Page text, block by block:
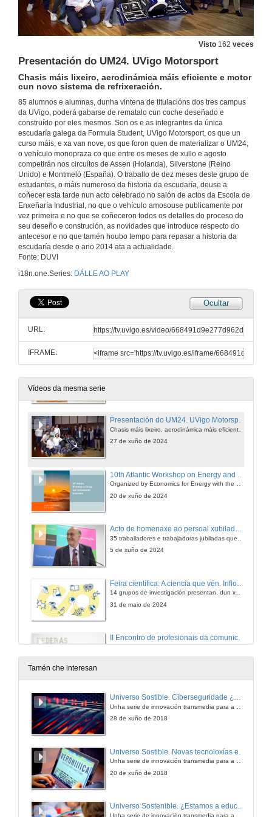
Visto 162 veces
Presentación do UM24. UVigo Motorsport
Chasis máis lixeiro, aerodinámica máis eficiente e motor
cun novo sistema de refrixeración.
85 alumnos e alumnas, dunha vintena de titulacións dos tres campus
da UVigo, poderá gabarse de rematalo cun coche deseñado e
construído por eles mesmos. Son os e as integrantes da única
escudaría galega da Formula Student, UVigo Motorsport, os que un
curso máis, e xa van nove, os que foron quen de materializar o UM24,
o vehículo monopraza co que entre os meses de xullo e agosto
competirán nos circuítos de Assen (Holanda), Silverstone (Reino
Unido) e Montmeló (España). O traballo de dez meses deste grupo de
estudantes, o máis numeroso da historia da escudaría, deuse a
coñecer esta tarde nun acto celebrado no salón de actos da Escola de
Enxeñaría Industrial, no que o vehículo amosouse publicamente por
vez primeira e no que se coñeceron todos os detalles do proceso do
seu deseño e construción, as novidades que introduce respecto do
antecesor e no que tamén houbo tempo para repasar a historia da
escudaría desde o ano 2014 ata a actualidade.
Fonte: DUVI
i18n.one.Series: DÁLLE AO PLAY
Ocultar
URL:
IFRAME:
Vídeos da mesma serie
28 de xan. de 2025
22 de nov. de 2024
Celebrando o noso distintivo de galeguización. Coa participación do actor Xosé A. Touriñán e o grupo musical Factoría de Subsistencia
18 de out. de 2024
Acto de investidura de María Emilia Casas como doutora honoris causa pola Universidade de Vigo
18 de out. de 2024
G-Night. Noite europea das persoas investigadoras
Coa creatividade e a súa relación co coñecemento científico como eixo do evento, baixo o lema “Conciencias creativas”
27 de set. de 2024
5 de set. de 2024
Xornadas de benvida 2024/2025
Queremos que recibas toda a información necesaria para desenvolverte na vida universitaria.
6 de set. de 2024
Premios Alumni 2024
Presentación do UM24. UVigo Motorsport
27 de xuño de 2024
Organized by Economics for Energy with the collaboration of CEPE (ETH Zurich) and CURE (Ruhr-Universität Bochum) and the support of ECOBAS, REDE (Universidade de Vigo) and EAERE.
20 de xuño de 2024
Acto de homenaxe ao persoal xubilado no ano 2023 na Universidade de Vigo
5 de xuño de 2024
14 grupos de investigación presentan, dun xeito divulgativo, as súas liñas de traballo
31 de maio de 2024
II Encontro de profesionais da comunicación en RRSS das universidades españolas. #Rederas24
23 de maio de 2024
O obxectivo é xerar políticas comúns que permitan superar os obstáculos que dificultan a igualdade
Tamén che interesan
Universo Sostible. Ciberseguridade ¿Unha rede segura?
28 de xuño de 2018
Unha serie de innovación transmedia para a divulgación da ciencia producida pola Crue e emitida pola 2 de TVE
20 de xuño de 2018
Universo Sostenible. ¿Estamos a educar en valores?